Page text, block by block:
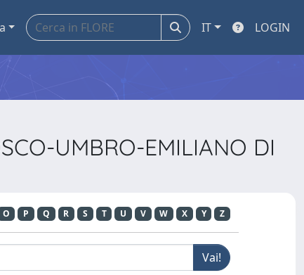
IT LOGIN
UMBRO-EMILIANO DI
O P Q R S T U V W X Y Z